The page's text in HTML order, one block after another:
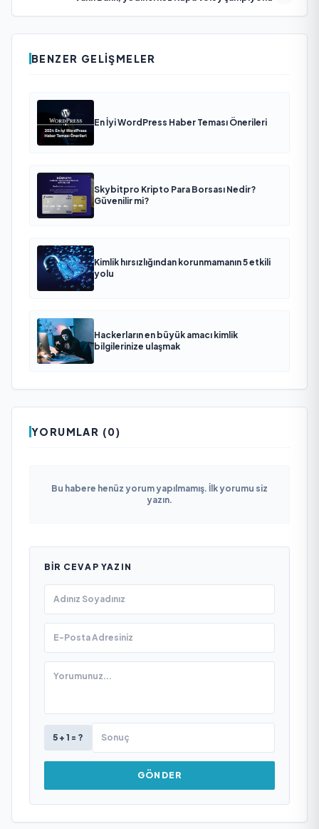
BENZER GELIŞMELER
En İyi WordPress Haber Teması Önerileri
Skybitpro Kripto Para Borsası Nedir?
Güvenilir mi?
Kimlik hırsızlığından korunmamanın 5 etkili
yolu
Hackerların en büyük amacı kimlik
bilgilerinize ulaşmak
YORUMLAR (0)
Bu habere henüz yorum yapılmamış. İlk yorumu siz
yazın.
BIR CEVAP YAZIN
5 + 1 = ?
GÖNDER